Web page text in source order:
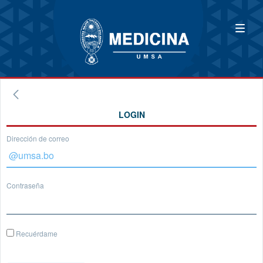
LOGIN
Dirección de correo
Contraseña
Recuérdame